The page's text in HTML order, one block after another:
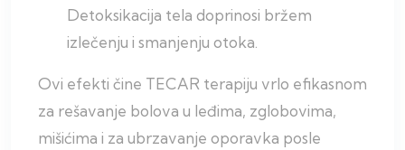
Detoksikacija tela doprinosi bržem
izlečenju i smanjenju otoka.
Ovi efekti čine TECAR terapiju vrlo efikasnom
za rešavanje bolova u leđima, zglobovima,
mišićima i za ubrzavanje oporavka posle